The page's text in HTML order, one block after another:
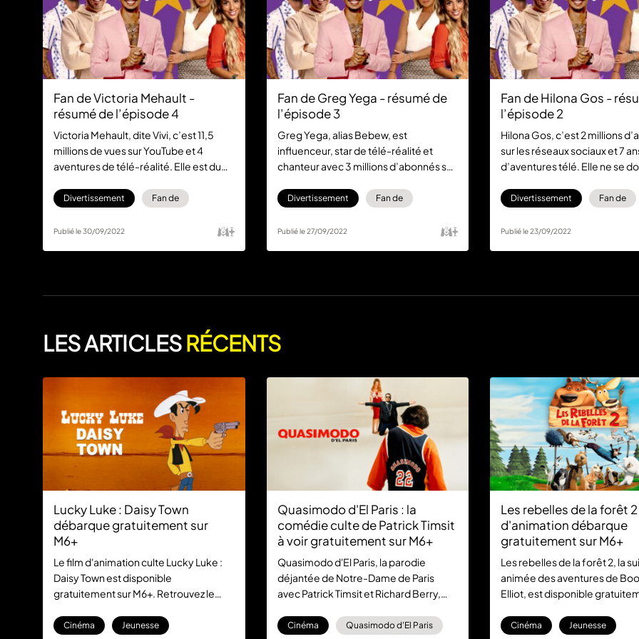
Fan de Victoria Mehault -
résumé de l’épisode 4
Victoria Mehault, dite Vivi, c’est 11,5
millions de vues sur YouTube et 4
aventures de télé-réalité. Elle est du
vouloir rigoler avec ses amies, ce qui
avec sa plus grande fan Jade.
Divertissement Fan de
Publié le 30/09/2022
Fan de Greg Yega - résumé de
l’épisode 3
Greg Yega, alias Bebew, est
influenceur, star de télé-réalité et
chanteur avec 3 millions d’abonnés sur
streams. Il doit tout à ses fans, sans
Revivez la rencontre entre Greg et
Divertissement Fan de
Publié le 27/09/2022
Fan de Hilona Gos -
l’épisode 2
Hilona Gos, c’est 2 millions
sur les réseaux sociaux et 7
d’aventures télé. Elle ne se
ses fans de la première heure :
leur rencontre sur 6play !
Divertissement Fan de
Publié le 23/09/2022
LES ARTICLESRÉCENTS
Lucky Luke : Daisy Town
débarque gratuitement sur
M6+
Le film d'animation culte Lucky Luke :
Daisy Town est disponible
gratuitement sur M6+. Retrouvez le
cette aventure mythique, sans aucun
Cinéma Jeunesse
Quasimodo d'El Paris : la
comédie culte de Patrick Timsit
à voir gratuitement sur M6+
Quasimodo d'El Paris, la parodie
déjantée de Notre-Dame de Paris
avec Patrick Timsit et Richard Berry,
comédie française est à (re)découvrir
Cinéma Quasimodo d'El Paris
Les rebelles de la forêt
d'animation débarque
gratuitement sur M6+
Les rebelles de la forêt 2, la
animée des aventures de
Elliot, est disponible
découvrir sans abonnement.
Cinéma Jeunesse